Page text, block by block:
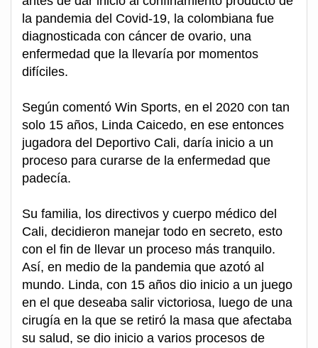
la pandemia del Covid-19, la colombiana fue
diagnosticada con cáncer de ovario, una
enfermedad que la llevaría por momentos
difíciles.
Según comentó Win Sports, en el 2020 con tan
solo 15 años, Linda Caicedo, en ese entonces
jugadora del Deportivo Cali, daría inicio a un
proceso para curarse de la enfermedad que
padecía.
Su familia, los directivos y cuerpo médico del
Cali, decidieron manejar todo en secreto, esto
con el fin de llevar un proceso más tranquilo.
Así, en medio de la pandemia que azotó al
mundo. Linda, con 15 años dio inicio a un juego
en el que deseaba salir victoriosa, luego de una
cirugía en la que se retiró la masa que afectaba
su salud, se dio inicio a varios procesos de